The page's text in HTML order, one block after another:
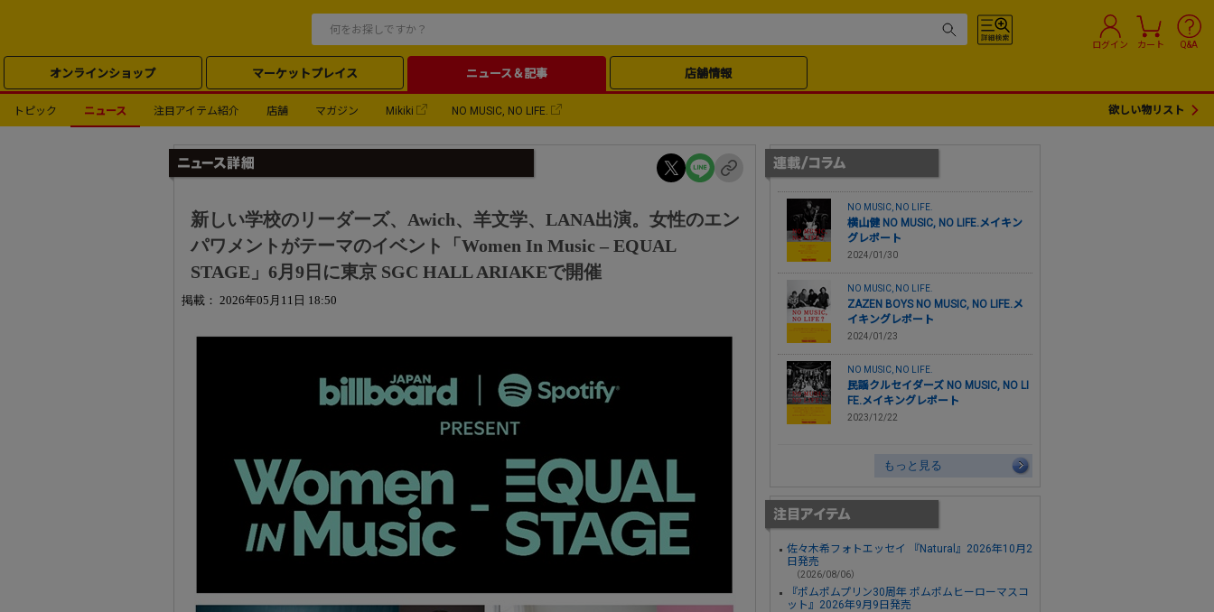
ログイン カート Q&A
オンラインショップ マーケットプレイス ニュース＆記事 店舗情報
トピック ニュース 注目アイテム紹介 店舗 マガジン Mikiki NO MUSIC, NO LIFE. 欲しい物リスト
新しい学校のリーダーズ、Awich、羊文学、LANA出演。女性のエン
パワメントがテーマのイベント「Women In Music – EQUAL
STAGE」6月9日に東京 SGC HALL ARIAKEで開催
掲載： 2026年05月11日 18:50
NO MUSIC, NO LIFE.
横山健 NO MUSIC, NO LIFE.メイキン
グレポート
2024/01/30
NO MUSIC, NO LIFE.
ZAZEN BOYS NO MUSIC, NO LIFE.メ
イキングレポート
2024/01/23
NO MUSIC, NO LIFE.
民謡クルセイダーズ NO MUSIC, NO LI
FE.メイキングレポート
2023/12/22
もっと見る
佐々木希フォトエッセイ 『Natural』2026年10月2
日発売
（2026/08/06）
『ポムポムプリン30周年 ポムポムヒーローマスコ
ット』2026年9月9日発売